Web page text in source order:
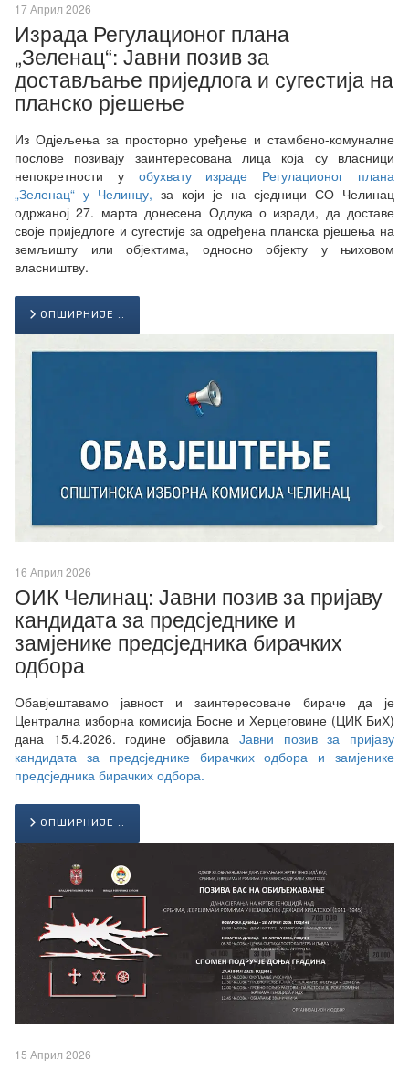
17 Април 2026
Израда Регулационог плана
„Зеленац“: Јавни позив за
достављање приједлога и сугестија на
планско рјешење
Из Одјељења за просторно уређење и стамбено-комуналне
послове позивају заинтересована лица која су власници
непокретности у обухвату израде Регулационог плана
„Зеленац“ у Челинцу, за који је на сједници СО Челинац
одржаној 27. марта донесена Одлука о изради, да доставе
своје приједлоге и сугестије за одређена планска рјешења на
земљишту или објектима, односно објекту у њиховом
власништву.
ОПШИРНИЈЕ …
16 Април 2026
ОИК Челинац: Јавни позив за пријаву
кандидата за предсједнике и
замјенике предсједника бирачких
одбора
Обавјештавамо јавност и заинтересоване бираче да је
Централна изборна комисија Босне и Херцеговине (ЦИК БиХ)
дана 15.4.2026. године објавила Јавни позив за пријаву
кандидата за предсједнике бирачких одбора и замјенике
предсједника бирачких одбора.
ОПШИРНИЈЕ …
15 Април 2026